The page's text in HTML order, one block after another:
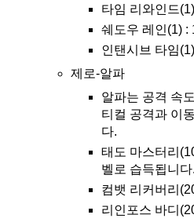
타임 리와인드
쉐도우 레인(1) :
인탠시브 타임
제로-알파
알파는 공격 속
티컬 공격과 이
다.
태도 마스터리
벨로 습득됩니다.
컴뱃 리커버리
리인포스 바디